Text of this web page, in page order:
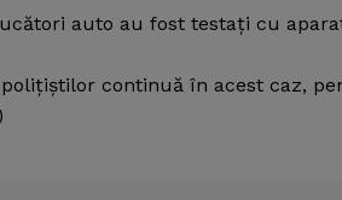
auto au fost testaţi cu
continuă în acest caz,